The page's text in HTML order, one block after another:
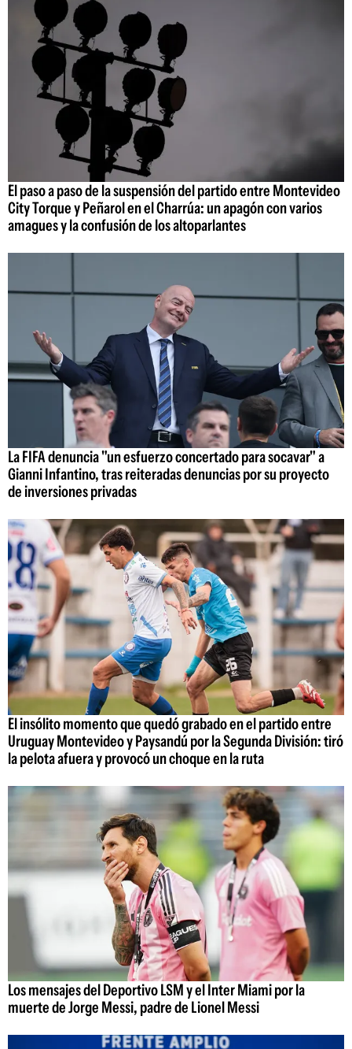
El paso a paso de la suspensión del partido entre Montevideo
City Torque y Peñarol en el Charrúa: un apagón con varios
amagues y la confusión de los altoparlantes
La FIFA denuncia "un esfuerzo concertado para socavar" a
Gianni Infantino, tras reiteradas denuncias por su proyecto
de inversiones privadas
El insólito momento que quedó grabado en el partido entre
Uruguay Montevideo y Paysandú por la Segunda División: tiró
la pelota afuera y provocó un choque en la ruta
Los mensajes del Deportivo LSM y el Inter Miami por la
muerte de Jorge Messi, padre de Lionel Messi